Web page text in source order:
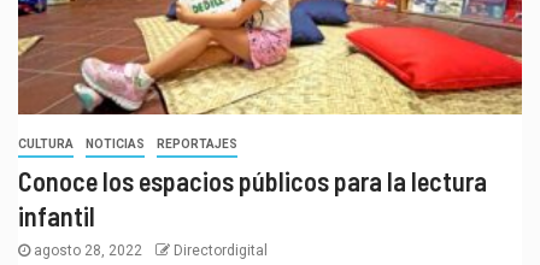
CULTURA NOTICIAS REPORTAJES
Conoce los espacios públicos para la lectura
infantil
agosto 28, 2022 Directordigital